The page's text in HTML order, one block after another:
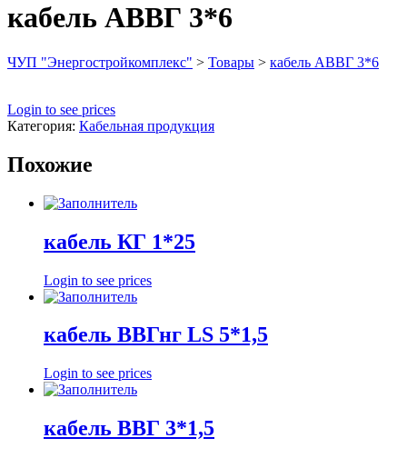
кабель АВВГ 3*6
ЧУП "Энергостройкомплекс" > Товары > кабель АВВГ 3*6
Login to see prices
Категория: Кабельная продукция
Похожие
кабель КГ 1*25
Login to see prices
кабель ВВГнг LS 5*1,5
Login to see prices
кабель ВВГ 3*1,5